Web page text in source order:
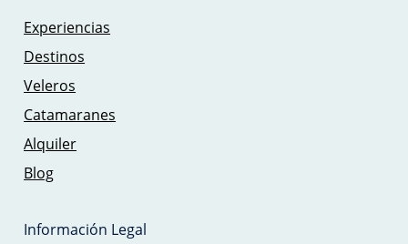
Experiencias
Destinos
Veleros
Catamaranes
Alquiler
Blog
Información Legal